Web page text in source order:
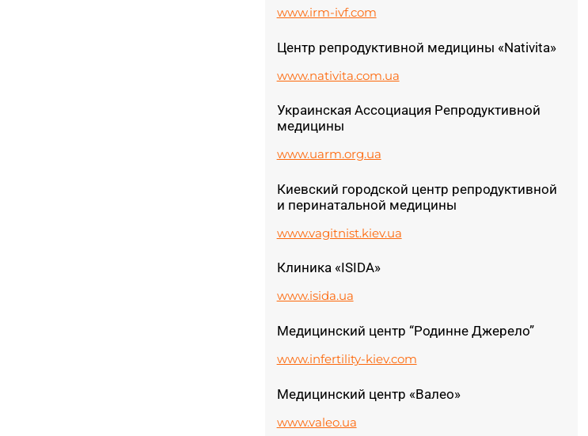
www.irm-ivf.com
Центр репродуктивной медицины «Nativita»
www.nativita.com.ua
Украинская Ассоциация Репродуктивной
медицины
www.uarm.org.ua
Киевский городской центр репродуктивной
и перинатальной медицины
www.vagitnist.kiev.ua
Клиника «ISIDA»
www.isida.ua
Медицинский центр “Родинне Джерело”
www.infertility-kiev.com
Медицинский центр «Валео»
www.valeo.ua